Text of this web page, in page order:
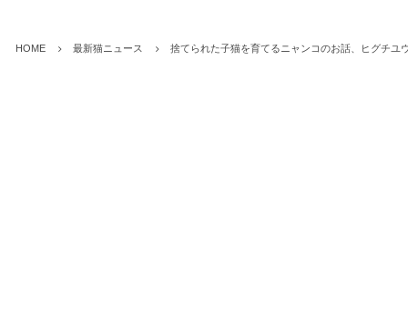
HOME 最新猫ニュース 捨てられた子猫を育てるニャンコのお話、ヒグチユ